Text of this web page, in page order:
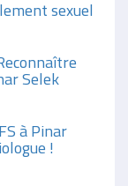
sexuel
Selek
à Pinar
!